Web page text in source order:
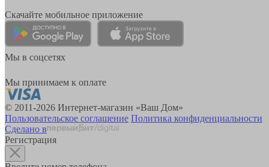
Скачайте мобильное приложение
Мы в соцсетях
Мы принимаем к оплате
© 2011-2026 Интернет-магазин «Ваш Дом»
Пользовательское соглашение Политика конфиденциальности
Сделано в
Регистрация